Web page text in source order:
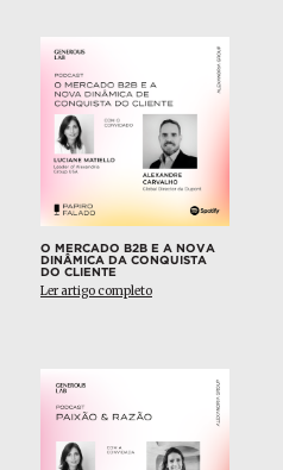
O MERCADO B2B E A NOVA
DINÂMICA DA CONQUISTA
DO CLIENTE
Ler artigo completo